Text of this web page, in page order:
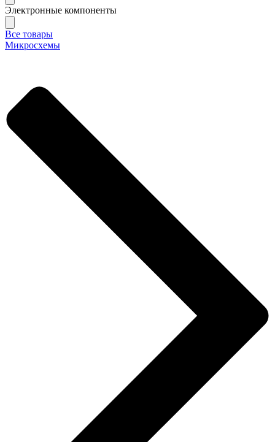
Электронные компоненты
Все товары
Микросхемы